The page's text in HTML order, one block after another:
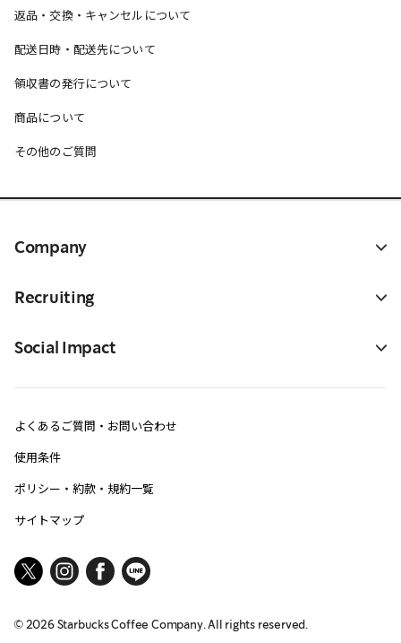
返品・交換・キャンセルについて
配送日時・配送先について
領収書の発行について
商品について
その他のご質問
Company
Recruiting
Social Impact
よくあるご質問・お問い合わせ
使用条件
ポリシー・約款・規約一覧
サイトマップ
©2026Starbucks Coffee Company. All rights reserved.